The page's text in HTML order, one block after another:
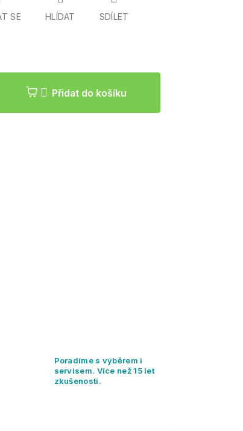
cena:
Přidat do košíku
SE HLÍDAT SDÍLET
Poradíme s výběrem i
servisem. Více než 15 let
zkušeností.